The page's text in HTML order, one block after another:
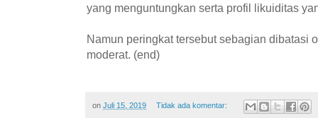
yang menguntungkan serta profil likuiditas
Namun peringkat tersebut sebagian dibatasi
moderat. (end)
on Juli 15, 2019 Tidak ada komentar: